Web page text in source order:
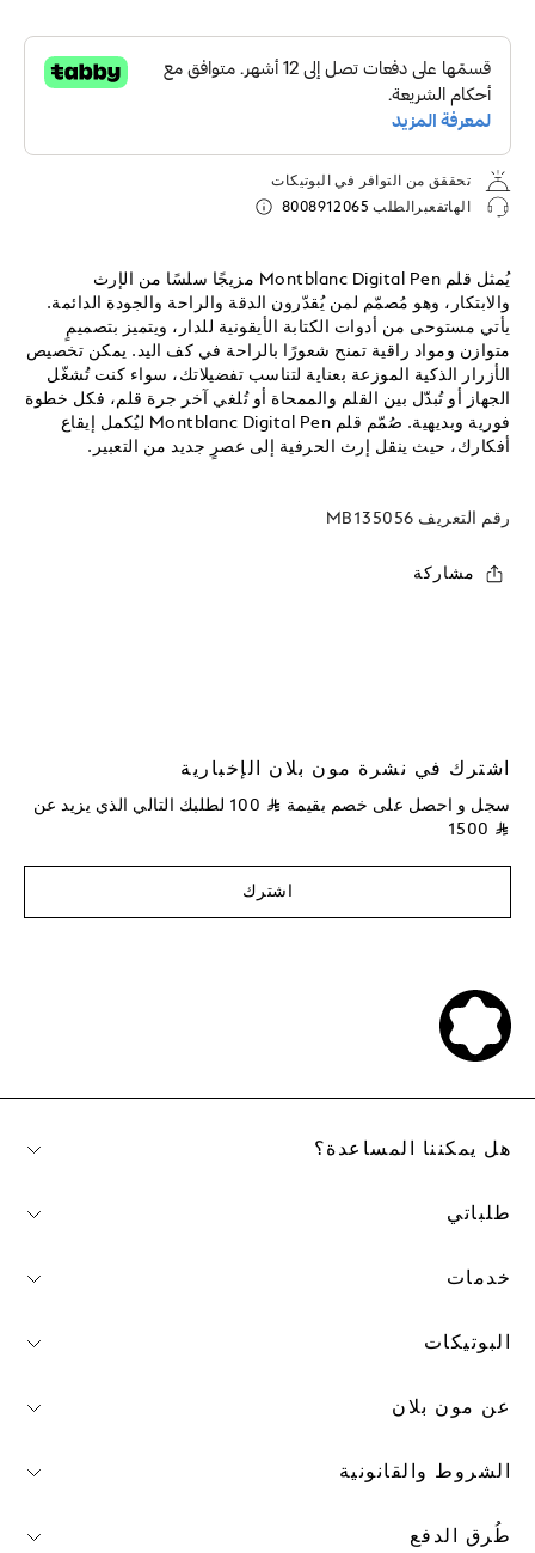
تحققق من التوافر في البوتيكات
الهاتفعبرالطلب 8008912065
يُمثل قلم Montblanc Digital Pen مزيجًا سلسًا من الإرث
والابتكار، وهو مُصمّم لمن يُقدّرون الدقة والراحة والجودة الدائمة.
يأتي مستوحى من أدوات الكتابة الأيقونية للدار، ويتميز بتصميمٍ
متوازن ومواد راقية تمنح شعورًا بالراحة في كف اليد. يمكن تخصيص
الأزرار الذكية الموزعة بعناية لتناسب تفضيلاتك، سواء كنت تُشغّل
الجهاز أو تُبدّل بين القلم والممحاة أو تُلغي آخر جرة قلم، فكل خطوة
فورية وبديهية. صُمّم قلم Montblanc Digital Pen ليُكمل إيقاع
أفكارك، حيث ينقل إرث الحرفية إلى عصرٍ جديد من التعبير.
رقم التعريف MB135056
مشاركة
اشترك في نشرة مون بلان الإخبارية
سجل و احصل على خصم بقيمة ⃁
لطلبك التالي الذي يزيد عن
⃁
اشترك
طُرق الدفع
هل يمكننا المساعدة؟
طلباتي
خدمات
البوتيكات
عن مون بلان
الشروط والقانونية